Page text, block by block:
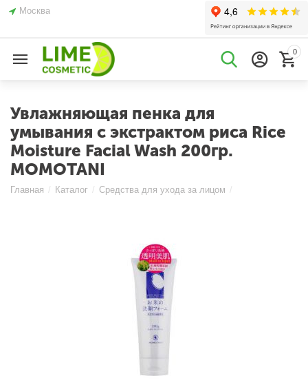
Москва
0
Увлажняющая пенка для
умывания с экстрактом риса Rice
Moisture Facial Wash 200гр.
MOMOTANI
Главная / Каталог / Средства для ухода за лицом /